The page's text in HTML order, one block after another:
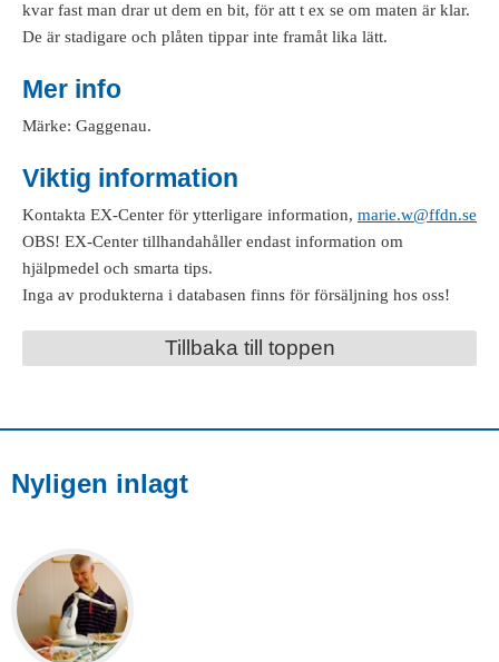
kvar fast man drar ut dem en bit, för att t ex se om maten är klar.
De är stadigare och plåten tippar inte framåt lika lätt.
Mer info
Märke: Gaggenau.
Viktig information
Kontakta EX-Center för ytterligare information, marie.w@ffdn.se
OBS! EX-Center tillhandahåller endast information om
hjälpmedel och smarta tips.
Inga av produkterna i databasen finns för försäljning hos oss!
Tillbaka till toppen
Nyligen inlagt